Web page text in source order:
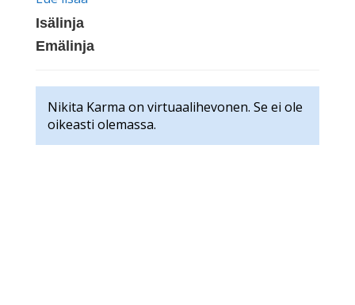
Isälinja
Emälinja
Nikita Karma on virtuaalihevonen. Se ei ole
oikeasti olemassa.